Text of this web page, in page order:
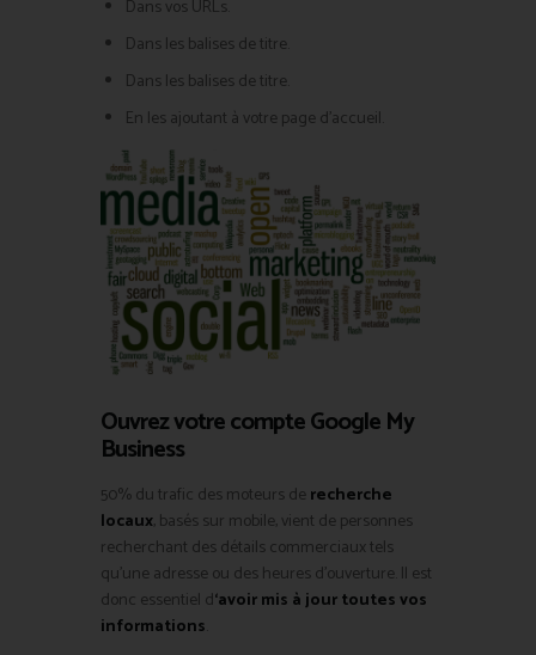
Dans vos URLs.
Dans les balises de titre.
Dans les balises de titre.
En les ajoutant à votre page d’accueil.
Ouvrez votre compte Google My
Business
50% du trafic des moteurs de recherche
locaux, basés sur mobile, vient de personnes
recherchant des détails commerciaux tels
qu’une adresse ou des heures d’ouverture. Il est
donc essentiel d‘avoir mis à jour toutes vos
informations